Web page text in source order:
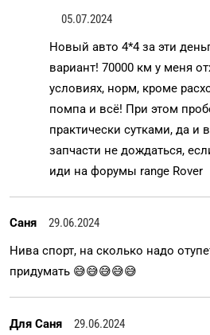
05.07.2024
Новый авто 4*4 за эти
вариант! 70000 км у меня
условиях, норм, кроме
помпа и всё! При этом
практически сутками, да и
запчасти не дождаться,
иди на форумы range Rover
Саня
29.06.2024
Нива спорт, на сколько надо
придумать 😅😅😅😅😅
Для Саня
29.06.2024